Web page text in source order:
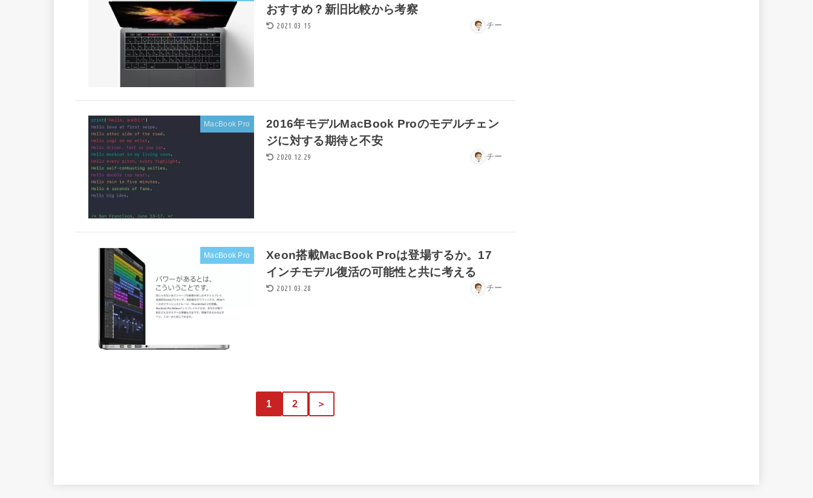
おすすめ？新旧比較から考察
2021.03.15 チー
MacBook Pro
2016年モデルMacBook Proのモデルチェン
ジに対する期待と不安
2020.12.29 チー
MacBook Pro
Xeon搭載MacBook Proは登場するか。17
インチモデル復活の可能性と共に考える
2021.03.28 チー
1 2 ＞